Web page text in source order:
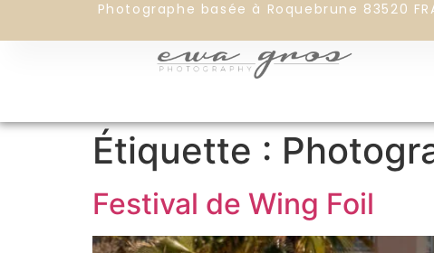
Photographe basée à Roquebrune 83520
Étiquette :
Festival de Wing Foil